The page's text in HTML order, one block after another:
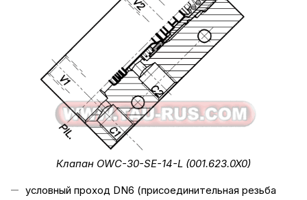
Клапан OWC-30-SE-14-L (001.623.0X0)
условный проход DN6 (присоединительная резьба